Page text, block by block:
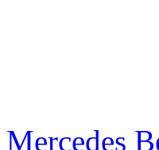
Mercedes